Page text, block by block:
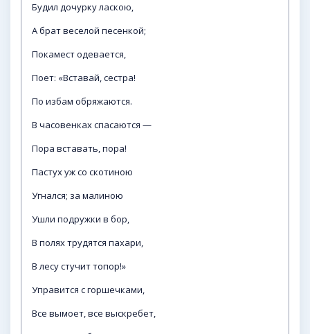
Будил дочурку ласкою,
А брат веселой песенкой;
Покамест одевается,
Поет: «Вставай, сестра!
По избам обряжаются.
В часовенках спасаются —
Пора вставать, пора!
Пастух уж со скотиною
Угнался; за малиною
Ушли подружки в бор,
В полях трудятся пахари,
В лесу стучит топор!»
Управится с горшечками,
Все вымоет, все выскребет,